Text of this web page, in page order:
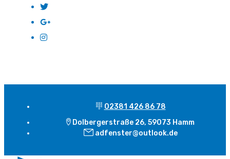
02381 426 86 78
Dolbergerstraße 26, 59073 Hamm
adfenster@outlook.de